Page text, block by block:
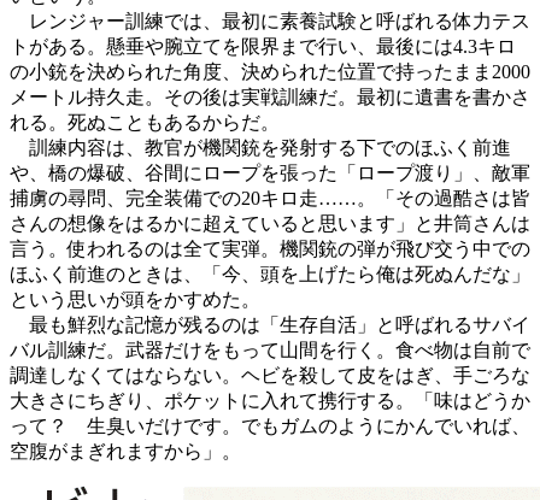
レンジャー訓練では、最初に素養試験と呼ばれる体力テス
トがある。懸垂や腕立てを限界まで行い、最後には4.3キロ
の小銃を決められた角度、決められた位置で持ったまま2000
メートル持久走。その後は実戦訓練だ。最初に遺書を書かさ
れる。死ぬこともあるからだ。
訓練内容は、教官が機関銃を発射する下でのほふく前進
や、橋の爆破、谷間にロープを張った「ロープ渡り」、敵軍
捕虜の尋問、完全装備での20キロ走……。「その過酷さは皆
さんの想像をはるかに超えていると思います」と井筒さんは
言う。使われるのは全て実弾。機関銃の弾が飛び交う中での
ほふく前進のときは、「今、頭を上げたら俺は死ぬんだな」
という思いが頭をかすめた。
最も鮮烈な記憶が残るのは「生存自活」と呼ばれるサバイ
バル訓練だ。武器だけをもって山間を行く。食べ物は自前で
調達しなくてはならない。ヘビを殺して皮をはぎ、手ごろな
大きさにちぎり、ポケットに入れて携行する。「味はどうか
って？ 生臭いだけです。でもガムのようにかんでいれば、
空腹がまぎれますから」。